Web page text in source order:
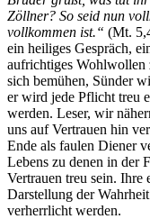
Zöllner? So seid nun
vollkommen ist.“ (Mt.
ein heiliges Gespräch,
aufrichtiges Wohlwollen
sich bemühen, Sünder
er wird jede Pflicht treu
werden. Leser, wir
uns auf Vertrauen hin
Ende als faulen Diener
Lebens zu denen in der
Vertrauen treu sein. Ihre
Darstellung der
verherrlicht werden.